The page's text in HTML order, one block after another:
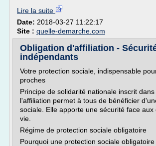
Lire la suite
Date: 2018-03-27 11:22:17
Site : quelle-demarche.com
Obligation d'affiliation -
indépendants
Votre protection sociale, indispensable
proches
Principe de solidarité nationale inscrit dans
l'affiliation permet à tous de bénéficier
sociale. Elle apporte une sécurité face aux
vie.
Régime de protection sociale obligatoire
Pourquoi une protection sociale obligatoire